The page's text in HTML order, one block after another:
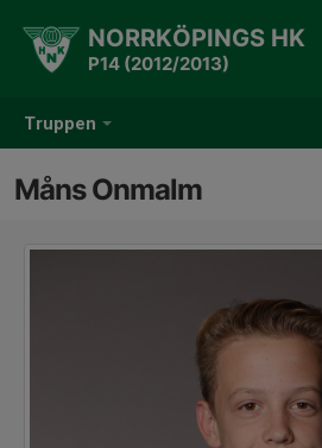
Truppen
NORRKÖPINGS HK
P14 (2012/2013)
Måns Onmalm